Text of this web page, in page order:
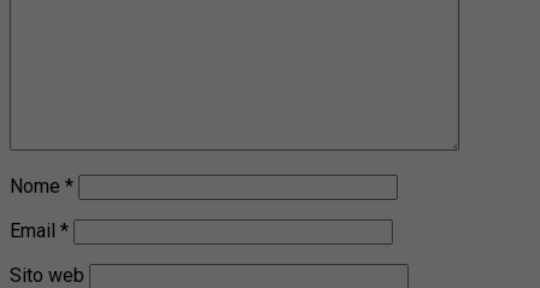
Nome *
Email *
Sito web